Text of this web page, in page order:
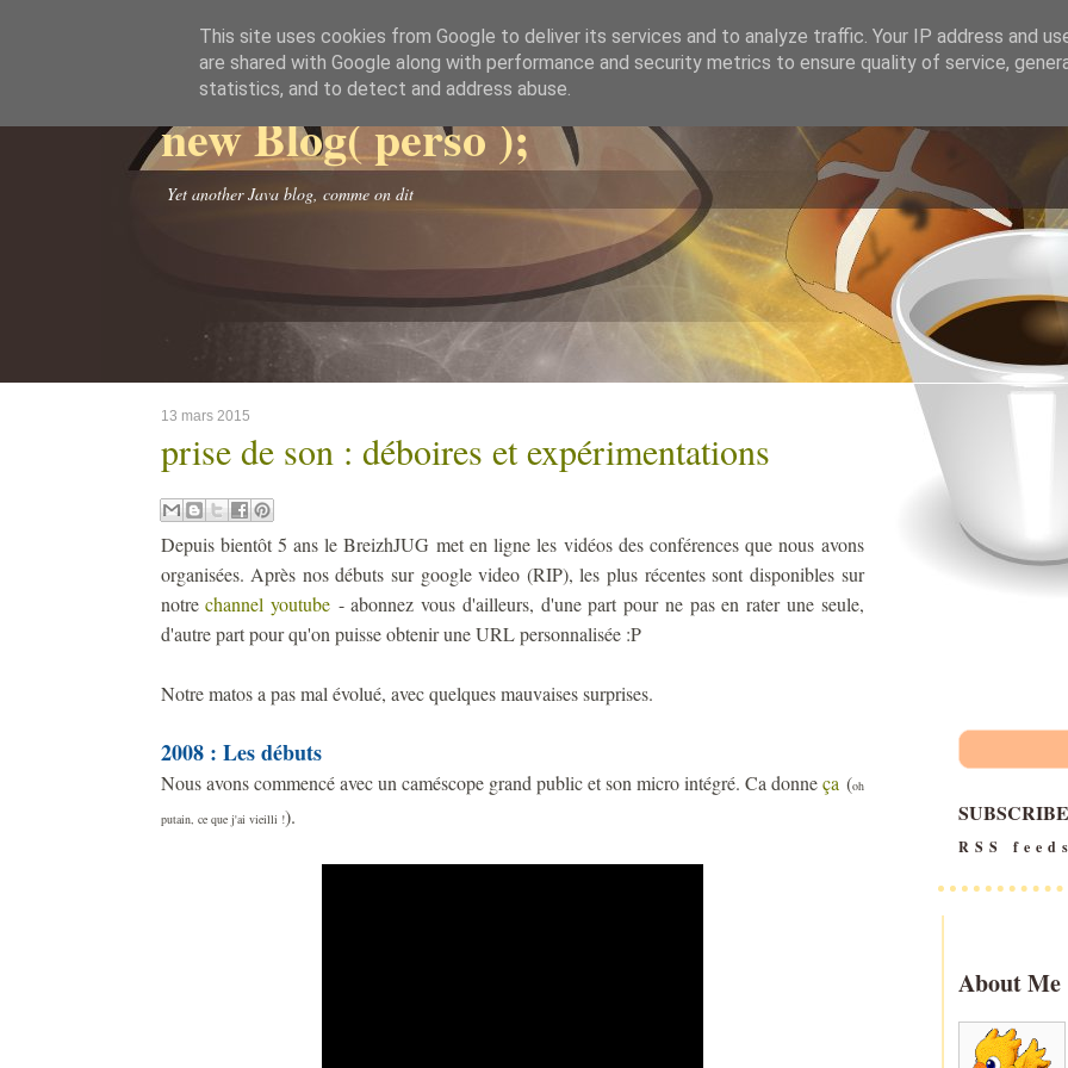
new Blog( perso );
Yet another Java blog, comme on dit
13 mars 2015
prise de son : déboires et expérimentations
Depuis bientôt 5 ans le BreizhJUG met en ligne les vidéos des conférences que nous avons
organisées. Après nos débuts sur google video (RIP), les plus récentes sont disponibles sur
notrechannel youtube- abonnez vous d'ailleurs, d'une part pour ne pas en rater une seule,
d'autre part pour qu'on puisse obtenir une URL personnalisée :P
Notre matos a pas mal évolué, avec quelques mauvaises surprises.
2008 : Les débuts
Nous avons commencé avec un caméscope grand public et son micro intégré. Ca donneça (oh
putain, ce que j'ai vieilli !). SUBSCRIBE
RSS
About Me
This site uses cookies from Google to deliver its services and to analyze traffic. Your IP address and
are shared with Google along with performance and security metrics to ensure quality of service,
statistics, and to detect and address abuse.